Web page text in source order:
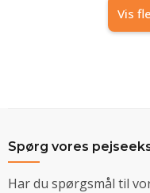
Vis
Spørg vores
Har du spørgsmål til